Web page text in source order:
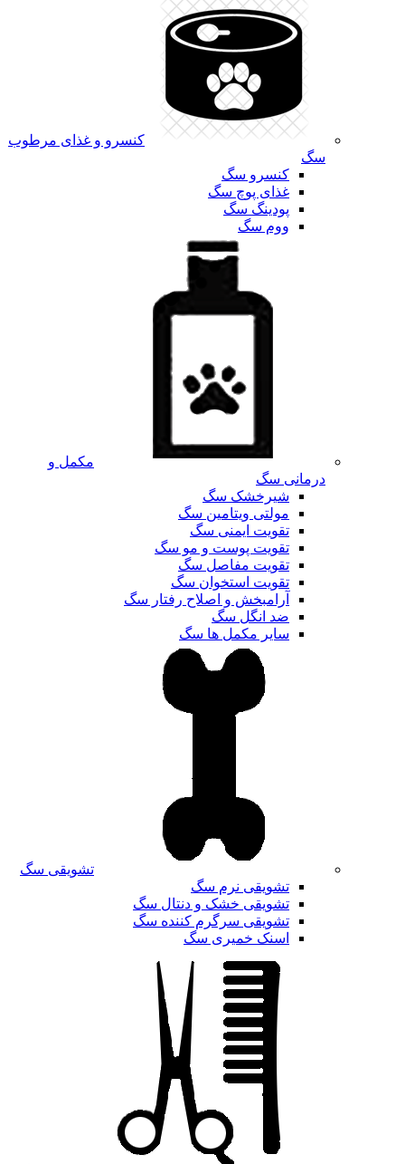
کنسرو و غذای مرطوب
سگ
کنسرو سگ
غذای پوچ سگ
پودینگ سگ
ووم سگ
مکمل و
درمانی سگ
شیرخشک سگ
مولتی ویتامین سگ
تقویت ایمنی سگ
تقویت پوست و مو سگ
تقویت مفاصل سگ
تقویت استخوان سگ
آرامبخش و اصلاح رفتار سگ
ضد انگل سگ
سایر مکمل ها سگ
تشویقی سگ
تشویقی نرم سگ
تشویقی خشک و دنتال سگ
تشویقی سرگرم کننده سگ
اسنک خمیری سگ